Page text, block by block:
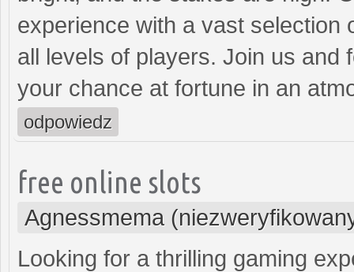
experience with a vast selection
all levels of players. Join us and
your chance at fortune in an
odpowiedz
free online slots
Agnessmema
Looking for a thrilling gaming